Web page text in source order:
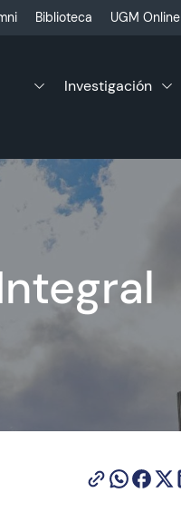
Biblioteca UGM Online
Investigación